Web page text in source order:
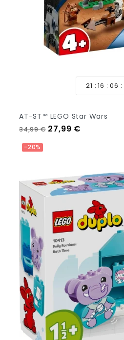
21 16 06
AT-ST™ LEGO Star Wars
Prezzo regolare
34,99 € Prezzo
27,99 €
-20%